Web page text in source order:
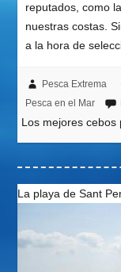
reputados, como
nuestras costas.
a la hora de
Pesca Extrema
Pesca en el Mar
Los mejores cebos
La playa de Sant